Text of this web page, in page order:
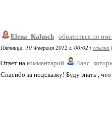
Elena_Kalusch обратиться по
Пятница, 10 Февраля 2012 г. 00:02 (ссылка )
Ответ на комментарий
Спасибо за подсказку! Буду знать ,